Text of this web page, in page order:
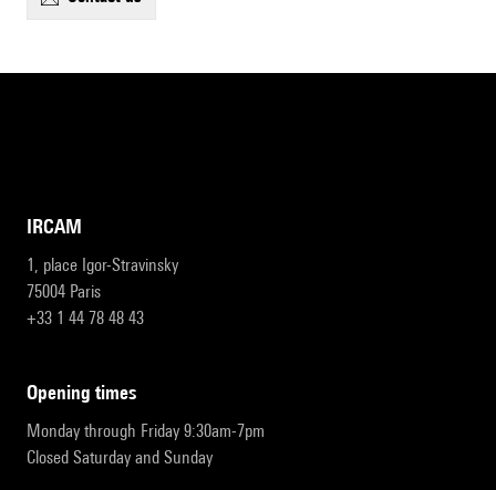
IRCAM
1, place Igor-Stravinsky
75004 Paris
+33 1 44 78 48 43
opening times
Monday through Friday 9:30am-7pm
Closed Saturday and Sunday